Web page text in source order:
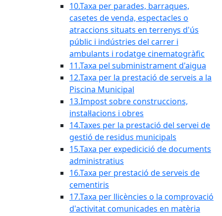
10.Taxa per parades, barraques,
casetes de venda, espectacles o
atraccions situats en terrenys d'ús
públic i indústries del carrer i
ambulants i rodatge cinematogràfic
11.Taxa pel subministrament d'aigua
12.Taxa per la prestació de serveis a la
Piscina Municipal
13.Impost sobre construccions,
instal·lacions i obres
14.Taxes per la prestació del servei de
gestió de residus municipals
15.Taxa per expedicició de documents
administratius
16.Taxa per prestació de serveis de
cementiris
17.Taxa per llicències o la comprovació
d'activitat comunicades en matèria